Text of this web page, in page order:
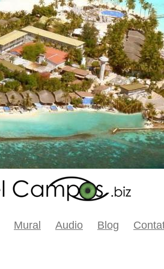
Mural Audio Blog